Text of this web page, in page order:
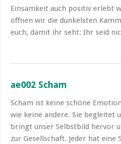
Einsamkeit auch positiv erlebt
öffnen wir die dunkelsten
euch, damit ihr seht: Ihr seid
ae002 Scham
Scham ist keine schöne
wie keine andere. Sie begleitet
bringt unser Selbstbild hervor
zur Gesellschaft. Jeder hat eine